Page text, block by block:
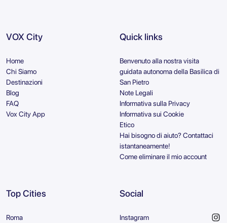
VOX City
Home
Chi Siamo
Destinazioni
Blog
FAQ
Vox City App
Quick links
Benvenuto alla nostra visita
guidata autonoma della Basilica di
San Pietro
Note Legali
Informativa sulla Privacy
Informativa sui Cookie
Etico
Hai bisogno di aiuto? Contattaci
istantaneamente!
Come eliminare il mio account
Top Cities
Roma
Social
Instagram